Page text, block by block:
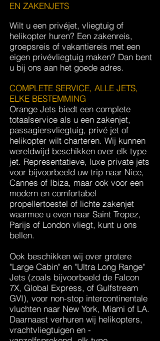
EN ZAKENJETS
Wilt u een privéjet, vliegtuig of
helikopter huren? Een zakenreis,
groepsreis of vakantiereis met een
eigen privévliegtuig maken? Dan bent
u bij ons aan het goede adres.
COMPLETE SERVICE, ALLE JETS,
ELKE BESTEMMING
Orange Jets biedt een complete
totaalservice als u een zakenjet,
passagiersvliegtuig, privé jet of
helikopter wilt charteren. Wij kunnen
wereldwijd beschikken over elk type
jet. Representatieve, luxe private jets
voor bijvoorbeeld uw trip naar Nice,
Cannes of Ibiza, maar ook voor een
modern en comfortabel
propellertoestel of lichte zakenjet
waarmee u even naar Saint Tropez,
Parijs of London vliegt, kunt u ons
bellen.
Ook beschikken wij over grotere
"Large Cabin" en "Ultra Long Range"
Jets (zoals bijvoorbeeld de Falcon
7X, Global Express, of Gulfstream
GVI), voor non-stop intercontinentale
vluchten naar New York, Miami of LA.
Daarnaast verhuren wij helikopters,
vrachtvliegtuigen en -